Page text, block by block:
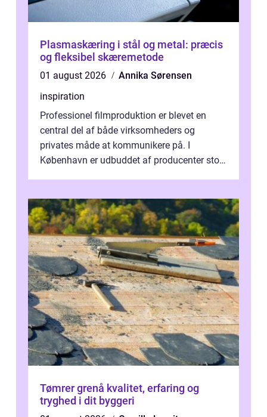
Plasmaskæring i stål og metal: præcis
og fleksibel skæremetode
01 august 2026
Annika Sørensen
inspiration
Professionel filmproduktion er blevet en
central del af både virksomheders og
privates måde at kommunikere på. I
København er udbuddet af producenter stort,
Tømrer grenå kvalitet, erfaring og
tryghed i dit byggeri